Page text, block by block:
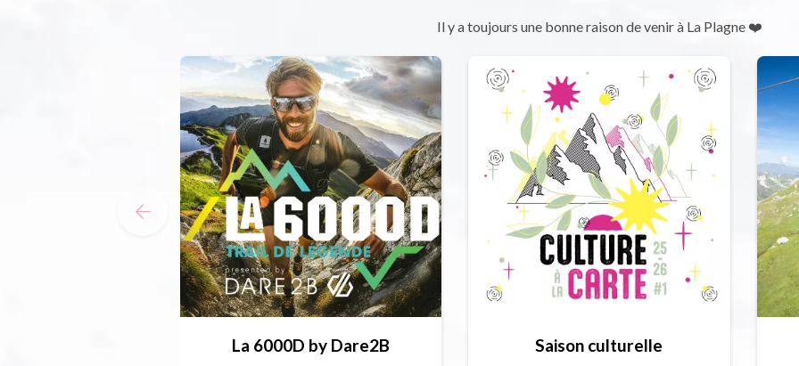
Il y a toujours une bonne raison de venir à La Plagne ❤️
La 6000D by Dare2B Saison culturelle